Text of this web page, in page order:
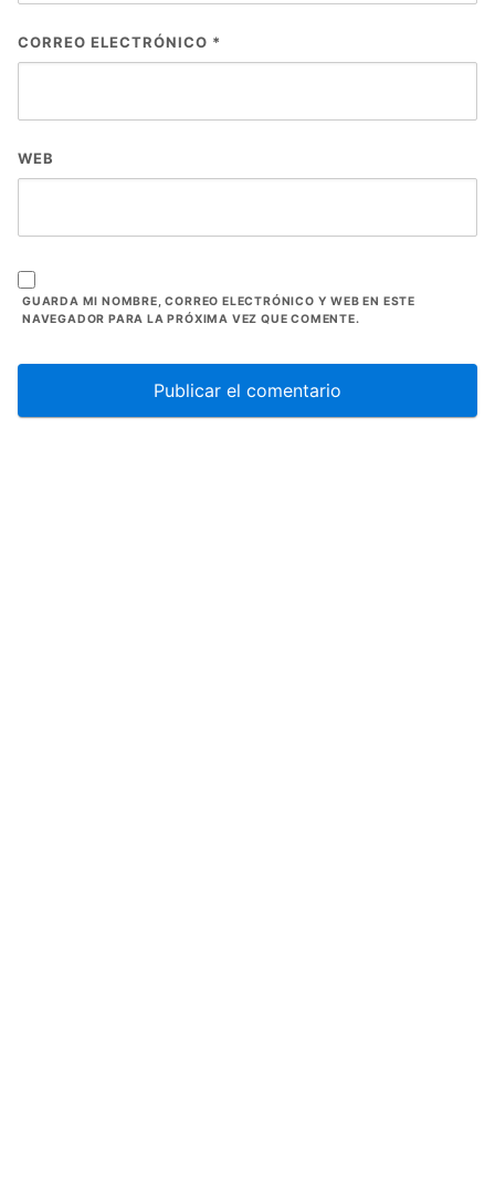
CORREO ELECTRÓNICO *
WEB
GUARDA MI NOMBRE, CORREO ELECTRÓNICO Y WEB EN ESTE
NAVEGADOR PARA LA PRÓXIMA VEZ QUE COMENTE.